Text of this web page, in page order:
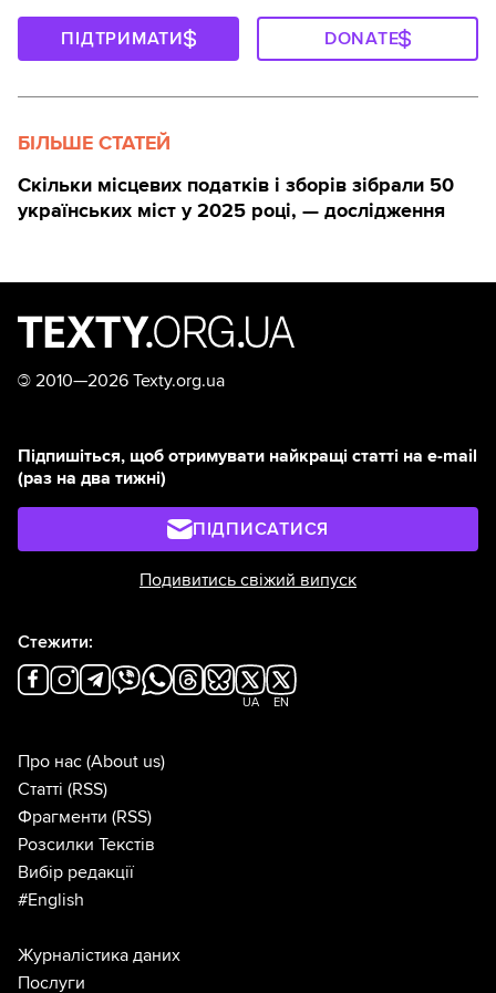
ПІДТРИМАТИ DONATE
БІЛЬШЕ СТАТЕЙ
Скільки місцевих податків і зборів зібрали 50
українських міст у 2025 році, — дослідження
© 2010—2026 Texty.org.ua
Підпишіться, щоб отримувати найкращі статті на e-mail
(раз на два тижні)
ПІДПИСАТИСЯ
Подивитись свіжий випуск
Стежити:
UA EN
Про нас (About us)
Статті (RSS)
Фрагменти (RSS)
Розсилки Текстів
Вибір редакції
#English
Журналістика даних
Послуги